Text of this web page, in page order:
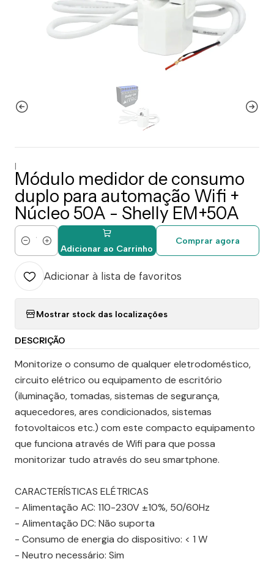
|
Módulo medidor de consumo
duplo para automação Wifi +
Núcleo 50A - Shelly EM+50A
QuantidadeAdicionar ao Carrinho
Comprar agora
Adicionar à lista de favoritos
Mostrar stock das localizações
DESCRIÇÃO
Monitorize o consumo de qualquer eletrodoméstico,
circuito elétrico ou equipamento de escritório
(iluminação, tomadas, sistemas de segurança,
aquecedores, ares condicionados, sistemas
fotovoltaicos etc.) com este compacto equipamento
que funciona através de Wifi para que possa
monitorizar tudo através do seu smartphone.
CARACTERÍSTICAS ELÉTRICAS
- Alimentação AC: 110-230V ±10%, 50/60Hz
- Alimentação DC: Não suporta
- Consumo de energia do dispositivo: < 1 W
- Neutro necessário: Sim